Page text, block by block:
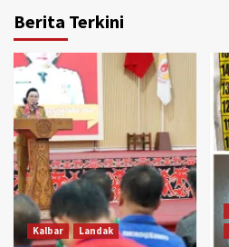
Berita Terkini
Kalbar Landak